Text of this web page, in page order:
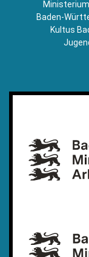
Baden-
Kultus